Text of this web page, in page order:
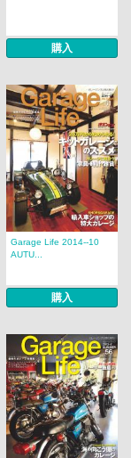
購入
Garage Life 2014--10
AUTU...
購入